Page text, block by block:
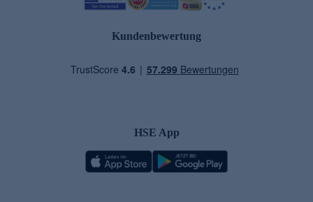
Kundenbewertung
HSE App